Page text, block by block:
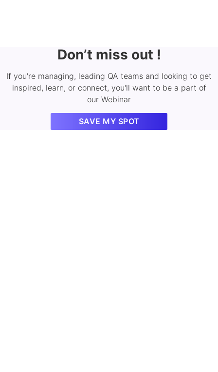
Don’t miss out !
If you're managing, leading QA teams and looking to get
inspired, learn, or connect, you'll want to be a part of
our Webinar
SAVE MY SPOT